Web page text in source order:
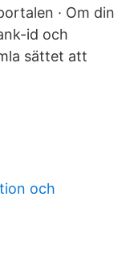
· Om din
id och
sättet att
och